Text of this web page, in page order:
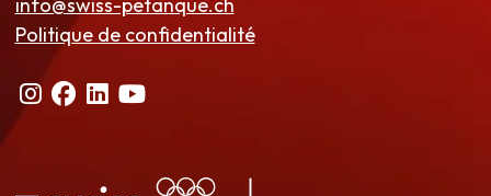
info@swiss-petanque.ch
Politique de confidentialité